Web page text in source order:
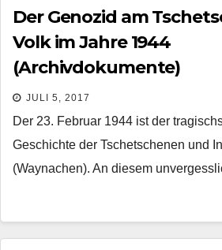
Der Genozid am
Volk im Jahre 1944
(Archivdokumente)
JULI 5, 2017
Der 23. Februar 1944 ist der
Geschichte der Tschetschenen und
(Waynachen). An diesem